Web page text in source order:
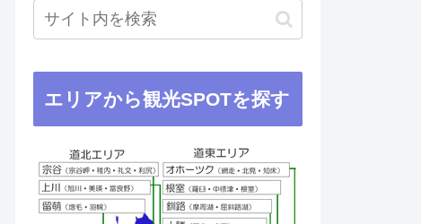
エリアから観光SPOTを探す